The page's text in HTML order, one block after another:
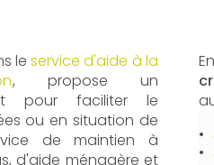
leservice d'aide à la
, propose un
pour faciliter le
ou en situation de
de maintien à
d'aide ménagère et